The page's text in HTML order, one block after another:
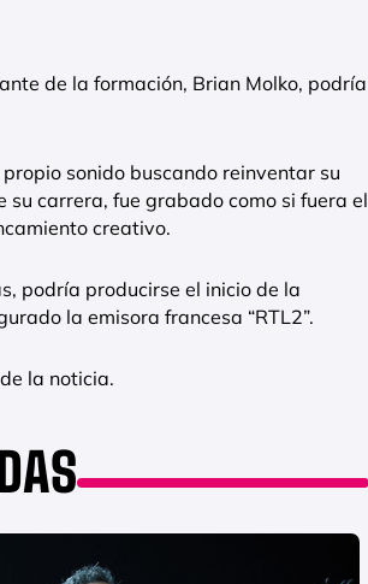
de la formación, Brian Molko, podría
sonido buscando reinventar su
su carrera, fue grabado como si fuera el
creativo.
podría producirse el inicio de la
la emisora francesa “RTL2”.
la noticia.